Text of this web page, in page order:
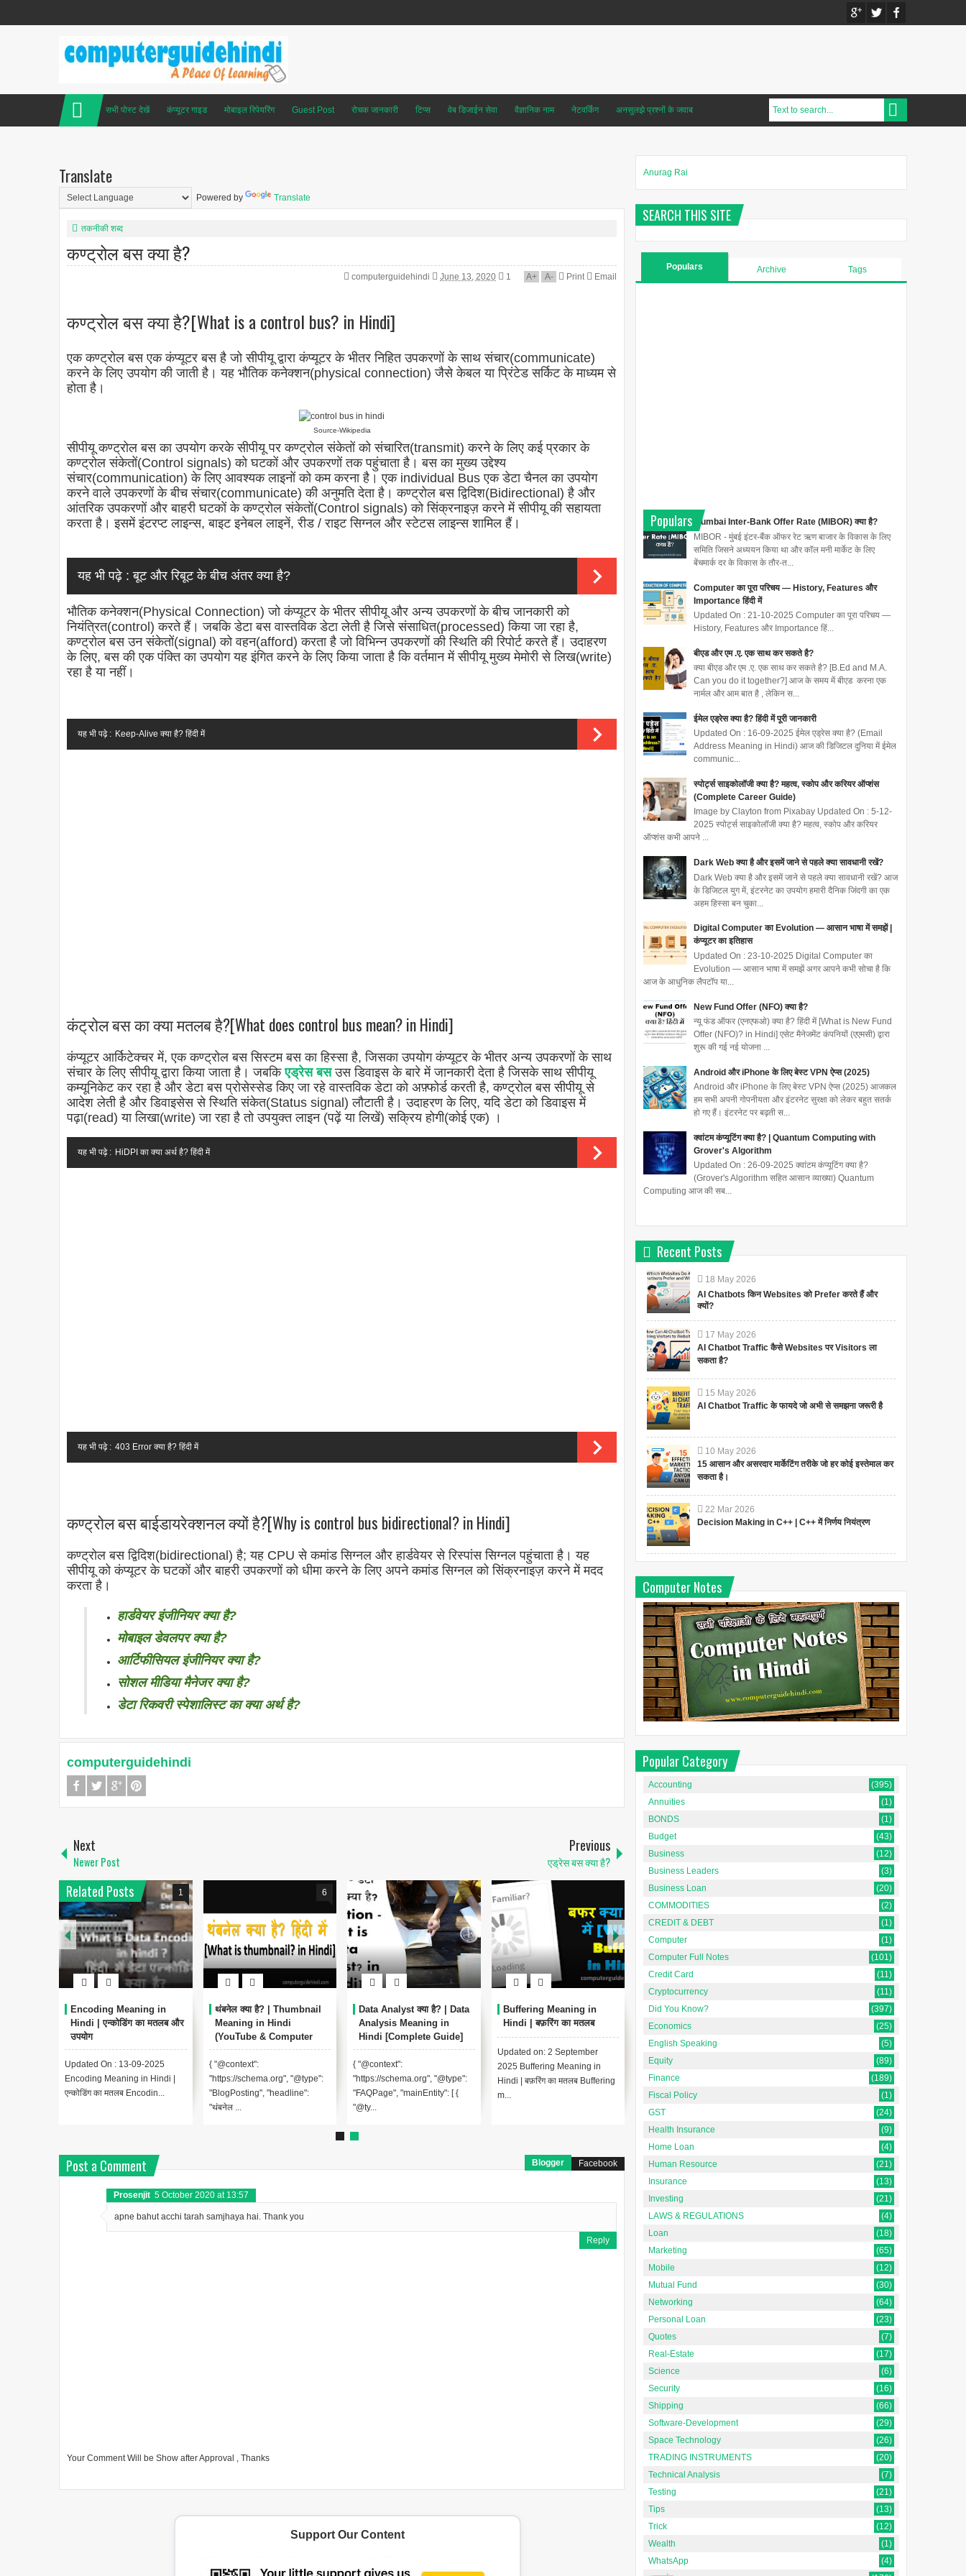
सभी पोस्ट देखें कंप्यूटर गाइड मोबाइल रिपेयरिंग Guest Post रोचक जानकारी टिप्स वेब डिजाईन सेवा वैज्ञानिक नाम नेटवर्किंग अनसुलझे प्रश्नों के जवाब
Translate
Powered by Translate
तकनीकी शब्द
कण्ट्रोल बस क्या है?
computerguidehindi June 13, 2020 1 A+ A- Print Email
कण्ट्रोल बस क्या है?[What is a control bus? in Hindi]
एक कण्ट्रोल बस एक कंप्यूटर बस है जो सीपीयू द्वारा कंप्यूटर के भीतर निहित उपकरणों के साथ संचार(communicate)
करने के लिए उपयोग की जाती है। यह भौतिक कनेक्शन(physical connection) जैसे केबल या प्रिंटेड सर्किट के माध्यम से
होता है।
Source-Wikipedia
सीपीयू कण्ट्रोल बस का उपयोग करके सीपीयू पर कण्ट्रोल संकेतों को संचारित(transmit) करने के लिए कई प्रकार के
कण्ट्रोल संकेतों(Control signals) को घटकों और उपकरणों तक पहुंचाता है। बस का मुख्य उद्देश्य
संचार(communication) के लिए आवश्यक लाइनों को कम करना है। एक individual Bus एक डेटा चैनल का उपयोग
करने वाले उपकरणों के बीच संचार(communicate) की अनुमति देता है। कण्ट्रोल बस द्विदिश(Bidirectional) है और
आंतरिक उपकरणों और बाहरी घटकों के कण्ट्रोल संकेतों(Control signals) को सिंक्रनाइज़ करने में सीपीयू की सहायता
करता है। इसमें इंटरप्ट लाइन्स, बाइट इनेबल लाइनें, रीड / राइट सिग्नल और स्टेटस लाइन्स शामिल हैं।
यह भी पढ़े : बूट और रिबूट के बीच अंतर क्या है?
भौतिक कनेक्शन(Physical Connection) जो कंप्यूटर के भीतर सीपीयू और अन्य उपकरणों के बीच जानकारी को
नियंत्रित(control) करते हैं। जबकि डेटा बस वास्तविक डेटा लेती है जिसे संसाधित(processed) किया जा रहा है,
कण्ट्रोल बस उन संकेतों(signal) को वहन(afford) करता है जो विभिन्न उपकरणों की स्थिति की रिपोर्ट करते हैं। उदाहरण
के लिए, बस की एक पंक्ति का उपयोग यह इंगित करने के लिए किया जाता है कि वर्तमान में सीपीयू मुख्य मेमोरी से लिख(write)
रहा है या नहीं।
यह भी पढ़े : Keep-Alive क्या है? हिंदी में
कंट्रोल बस का क्या मतलब है?[What does control bus mean? in Hindi]
कंप्यूटर आर्किटेक्चर में, एक कण्ट्रोल बस सिस्टम बस का हिस्सा है, जिसका उपयोग कंप्यूटर के भीतर अन्य उपकरणों के साथ
संचार के लिए सीपीयू द्वारा किया जाता है। जबकिएड्रेस बसउस डिवाइस के बारे में जानकारी देता है जिसके साथ सीपीयू
कम्यूनिकेट कर रहा है और डेटा बस प्रोसेस्सेड किए जा रहे वास्तविक डेटा को अफ़्फोर्ड करती है, कण्ट्रोल बस सीपीयू से
आदेश लेती है और डिवाइसेस से स्थिति संकेत(Status signal) लौटाती है। उदाहरण के लिए, यदि डेटा को डिवाइस में
पढ़ा(read) या लिखा(write) जा रहा है तो उपयुक्त लाइन (पढ़ें या लिखें) सक्रिय होगी(कोई एक) ।
यह भी पढ़े : HiDPI का क्या अर्थ है? हिंदी में
यह भी पढ़े : 403 Error क्या है? हिंदी में
कण्ट्रोल बस बाईडायरेक्शनल क्यों है?[Why is control bus bidirectional? in Hindi]
कण्ट्रोल बस द्विदिश(bidirectional) है; यह CPU से कमांड सिग्नल और हार्डवेयर से रिस्पांस सिग्नल पहुंचाता है। यह
सीपीयू को कंप्यूटर के घटकों और बाहरी उपकरणों को धीमा करने के लिए अपने कमांड सिग्नल को सिंक्रनाइज़ करने में मदद
करता है।
हार्डवेयर इंजीनियर क्या है?
मोबाइल डेवलपर क्या है?
आर्टिफीसियल इंजीनियर क्या है?
सोशल मीडिया मैनेजर क्या है?
डेटा रिकवरी स्पेशालिस्ट का क्या अर्थ है?
computerguidehindi
Next
Newer Post
Previous
एड्रेस बस क्या है?
Related Posts
ईमेल एड्रेस क्या है? हिंदी में पूरी
जानकारी
Updated On : 16-09-2025 ईमेल
एड्रेस क्या है? (Email Address
Meaning in Hindi) ...
Digital System क्या है?
परिभाषा, प्रकार और उपयोग -
हिंदी में
Updated On : 16-09-2025
परिचय आज की दुनिया में लगभग ह...
1
Encoding Meaning in
Hindi | एन्कोडिंग का मतलब और
उपयोग
Updated On : 13-09-2025
Encoding Meaning in Hindi |
एन्कोडिंग का मतलब Encodin...
थंबनेल क्या है? | Thumbnail
Meaning in Hindi
(YouTube & Computer
Example)
{ "@context":
"https://schema.org", "@type":
"BlogPosting", "headline":
Data Analyst क्या है? | Data
Analysis Meaning in
{ "@context":
"https://schema.org", "@type":
"FAQPage", "mainEntity": [ {
"@ty...
Buffering Meaning in
Updated on: 2 September
2025 Buffering Meaning in
Hindi | बफ़रिंग का मतलब Buffering
Post a Comment Blogger Facebook
Prosenjit 5 October 2020 at 13:57
apne bahut acchi tarah samjhaya hai. Thank you
Reply
Your Comment Will be Show after Approval , Thanks
Support Our Content
Anurag Rai
SEARCH THIS SITE
Populars Archive Tags
Populars
Mumbai Inter-Bank Offer Rate (MIBOR) क्या है?
MIBOR - मुंबई इंटर-बैंक ऑफर रेट ऋण बाजार के विकास के लिए
समिति जिसने अध्ययन किया था और कॉल मनी मार्केट के लिए
बेंचमार्क दर के विकास के तौर-त...
Computer का पूरा परिचय — History, Features और
Importance हिंदी में
Updated On : 21-10-2025 Computer का पूरा परिचय —
History, Features और Importance हिं...
बीएड और एम .ए. एक साथ कर सकते है?
क्या बीएड और एम .ए. एक साथ कर सकते है? [B.Ed and M.A.
Can you do it together?] आज के समय में बीएड करना एक
नार्मल और आम बात है , लेकिन स...
ईमेल एड्रेस क्या है? हिंदी में पूरी जानकारी
Updated On : 16-09-2025 ईमेल एड्रेस क्या है? (Email
Address Meaning in Hindi) आज की डिजिटल दुनिया में ईमेल
communic...
स्पोर्ट्स साइकोलॉजी क्या है? महत्व, स्कोप और करियर ऑप्शंस
(Complete Career Guide)
Image by Clayton from Pixabay Updated On : 5-12-
2025 स्पोर्ट्स साइकोलॉजी क्या है? महत्व, स्कोप और करियर
ऑप्शंस कभी आपने ...
Dark Web क्या है और इसमें जाने से पहले क्या सावधानी रखें?
Dark Web क्या है और इसमें जाने से पहले क्या सावधानी रखें? आज
के डिजिटल युग में, इंटरनेट का उपयोग हमारी दैनिक जिंदगी का एक
अहम हिस्सा बन चुका...
Digital Computer का Evolution — आसान भाषा में समझें |
कंप्यूटर का इतिहास
Updated On : 23-10-2025 Digital Computer का
Evolution — आसान भाषा में समझें अगर आपने कभी सोचा है कि
आज के आधुनिक लैपटॉप या...
New Fund Offer (NFO) क्या है?
न्यू फंड ऑफर (एनएफओ) क्या है? हिंदी में [What is New Fund
Offer (NFO)? in Hindi] एसेट मैनेजमेंट कंपनियों (एएमसी) द्वारा
शुरू की गई नई योजना ...
Android और iPhone के लिए बेस्ट VPN ऐप्स (2025)
Android और iPhone के लिए बेस्ट VPN ऐप्स (2025) आजकल
हम सभी अपनी गोपनीयता और इंटरनेट सुरक्षा को लेकर बहुत सतर्क
हो गए हैं। इंटरनेट पर बढ़ती स...
क्वांटम कंप्यूटिंग क्या है? | Quantum Computing with
Grover's Algorithm
Updated On : 26-09-2025 क्वांटम कंप्यूटिंग क्या है?
(Grover's Algorithm सहित आसान व्याख्या) Quantum
Computing आज की सब...
Recent Posts
18 May 2026
AI Chatbots किन Websites को Prefer करते हैं और
क्यों?
17 May 2026
AI Chatbot Traffic कैसे Websites पर Visitors ला
सकता है?
15 May 2026
AI Chatbot Traffic के फायदे जो अभी से समझना जरूरी है
10 May 2026
15 आसान और असरदार मार्केटिंग तरीके जो हर कोई इस्तेमाल कर
सकता है।
22 Mar 2026
Decision Making in C++ | C++ में निर्णय नियंत्रण
Computer Notes
Popular Category
Accounting
(395)
Annuities
(1)
BONDS
(1)
Budget
(43)
Business
(12)
Business Leaders
(3)
Business Loan
(20)
COMMODITIES
(2)
CREDIT & DEBT
(1)
Computer
(1)
Computer Full Notes
(101)
Credit Card
(11)
Cryptocurrency
(11)
Did You Know?
(397)
Economics
(25)
English Speaking
(5)
Equity
(89)
Finance
(189)
Fiscal Policy
(1)
GST
(24)
Health Insurance
(9)
Home Loan
(4)
Human Resource
(21)
Insurance
(13)
Investing
(21)
LAWS & REGULATIONS
(4)
Loan
(18)
Marketing
(65)
Mobile
(12)
Mutual Fund
(30)
Networking
(64)
Personal Loan
(23)
Quotes
(7)
Real-Estate
(17)
Science
(6)
Security
(16)
Shipping
(66)
Software-Development
(29)
Space Technology
(26)
TRADING INSTRUMENTS
(20)
Technical Analysis
(7)
Testing
(21)
Tips
(13)
Trick
(12)
Wealth
(1)
WhatsApp
(4)